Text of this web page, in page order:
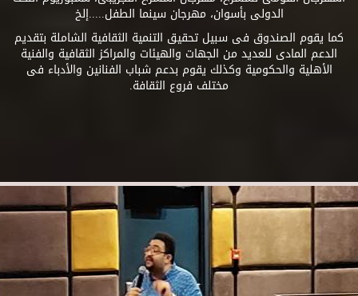
الدولى بأسوان، مهرجان سينما الطفل.....إلخ
كما يقوم الصندوق فى سبيل تحقيق التنمية الثقافية الشاملة بتقديم
الدعم المادى للعديد من الجهات والهيئات والمراكز الثقافية والفنية
الأهلية والحكومية وكذلك يقوم بدعم شباب الفنانين والأدباء فى
مختلف فروع الثقافة.